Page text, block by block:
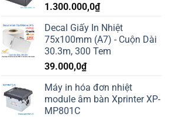
1.300.000,0₫
Decal Giấy In Nhiệt
75x100mm (A7) - Cuộn Dài
30.3m, 300 Tem
39.000,0₫
Máy in hóa đơn nhiệt
module âm bàn Xprinter XP-
MP801C